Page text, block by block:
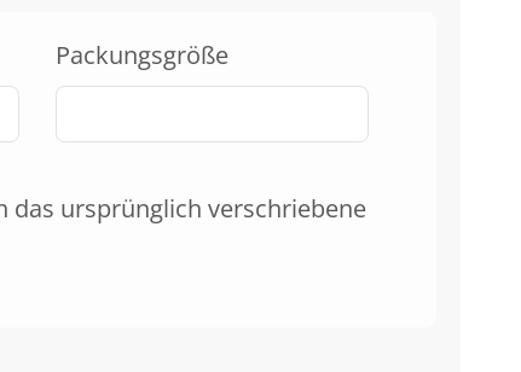
Packungsgröße
ursprünglich verschriebene